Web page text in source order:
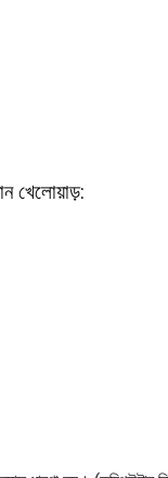
খেলোয়াড়: